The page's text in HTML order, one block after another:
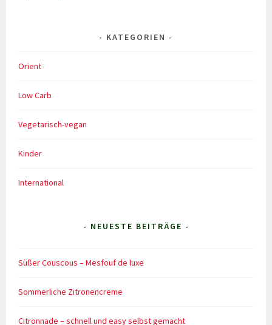
KATEGORIEN
Orient
Low Carb
Vegetarisch-vegan
Kinder
International
- NEUESTE BEITRÄGE -
Süßer Couscous – Mesfouf de luxe
Sommerliche Zitronencreme
Citronnade – schnell und easy selbst gemacht